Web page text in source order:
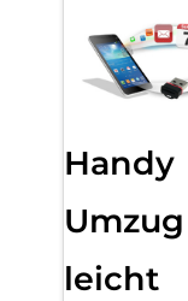
Handy
Umzug
leicht